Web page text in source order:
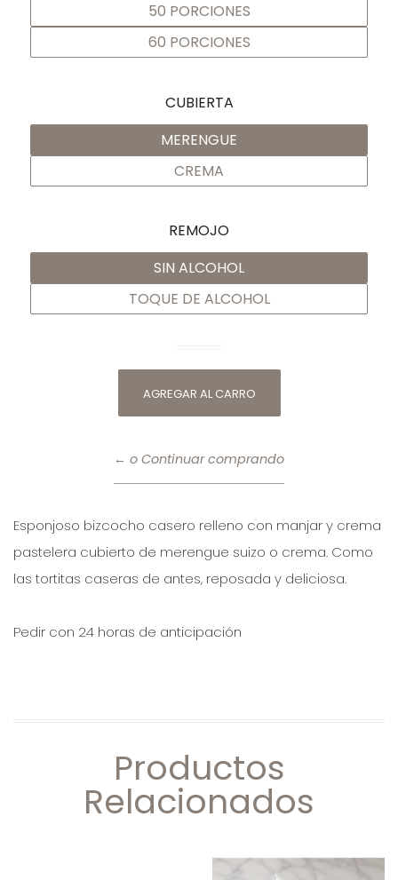
50 PORCIONES
60 PORCIONES
CUBIERTA
MERENGUE
CREMA
REMOJO
SIN ALCOHOL
TOQUE DE ALCOHOL
← o Continuar comprando
Esponjoso bizcocho casero relleno con manjar y crema
pastelera cubierto de merengue suizo o crema. Como
las tortitas caseras de antes, reposada y deliciosa.
Pedir con 24 horas de anticipación
Productos
Relacionados